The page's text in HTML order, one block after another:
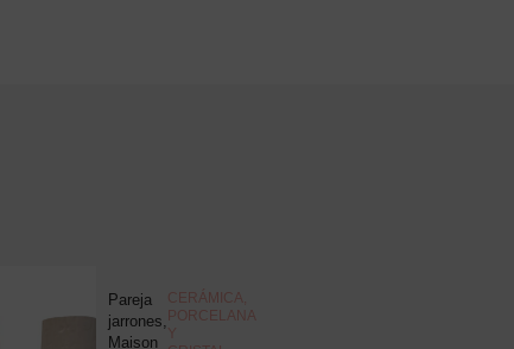
Pareja
jarrones,
Maison
CERÁMICA,
PORCELANA
Y